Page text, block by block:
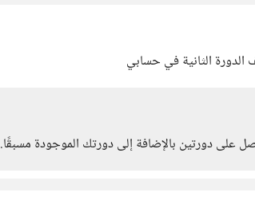
الثانية في حسابي
دورتين بالإضافة إلى دورتك الموجودة مسبقًا.